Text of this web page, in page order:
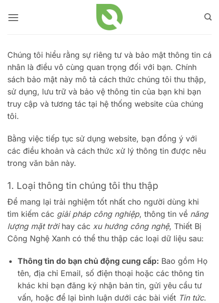
qua
Chúng tôi hiểu rằng sự riêng tư và bảo mật thông tin cá
nhân là điều vô cùng quan trọng đối với bạn. Chính
sách bảo mật này mô tả cách thức chúng tôi thu thập,
sử dụng, lưu trữ và bảo vệ thông tin của bạn khi bạn
truy cập và tương tác tại hệ thống website của chúng
tôi.
Bằng việc tiếp tục sử dụng website, bạn đồng ý với
các điều khoản và cách thức xử lý thông tin được nêu
trong văn bản này.
1. Loại thông tin chúng tôi thu thập
Để mang lại trải nghiệm tốt nhất cho người dùng khi
tìm kiếm các giải pháp công nghiệp, thông tin về năng
lượng mặt trờihay các xu hướng công nghệ, Thiết Bị
Công Nghệ Xanh có thể thu thập các loại dữ liệu sau:
Thông tin do bạn chủ động cung cấp: Bao gồm Họ
tên, địa chỉ Email, số điện thoại hoặc các thông tin
khác khi bạn đăng ký nhận bản tin, gửi yêu cầu tư
vấn, hoặc để lại bình luận dưới các bài viết Tin tức.